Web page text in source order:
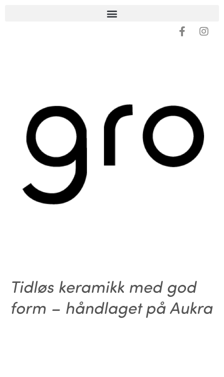
Tidløs keramikk med god
form – håndlaget på Aukra